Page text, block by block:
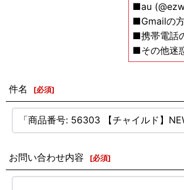
■au
■Gmailの
■携帯電話
■その他迷
件名 [必須]
お問い合わせ内容 [必須]